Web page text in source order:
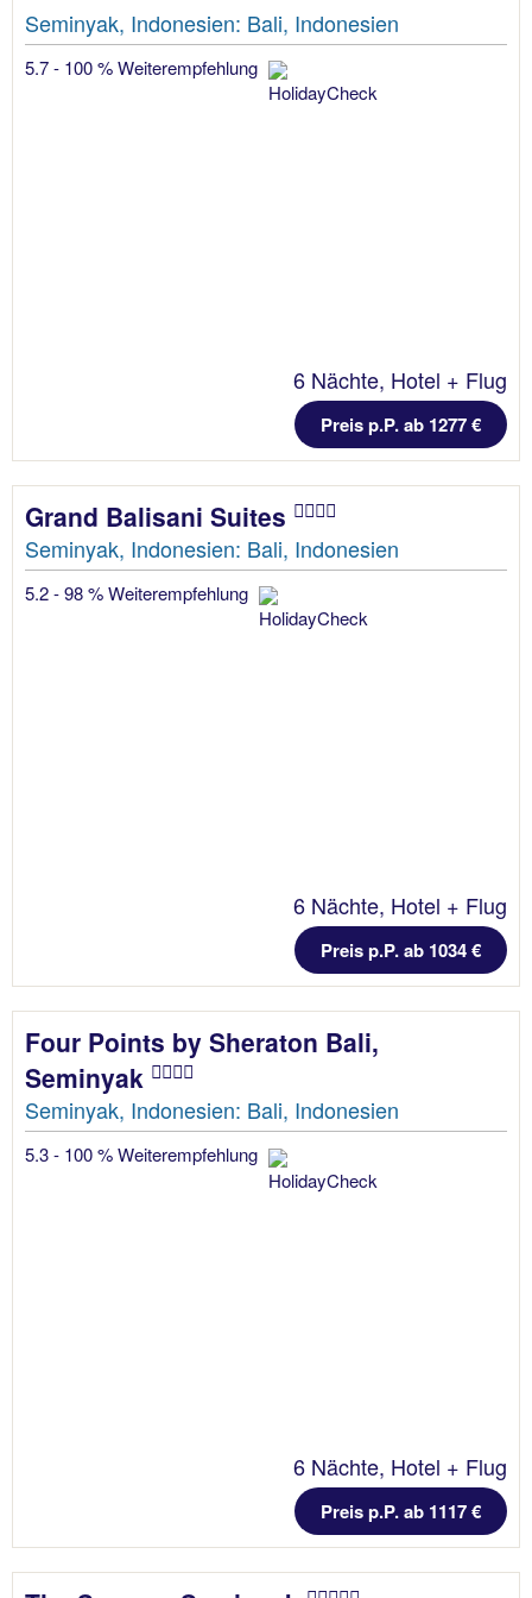
Seminyak, Indonesien: Bali, Indonesien
5.7 - 100 % Weiterempfehlung
6 Nächte, Hotel + Flug
Preis p.P. ab 1277 €
Grand Balisani Suites
Seminyak, Indonesien: Bali, Indonesien
5.2 - 98 % Weiterempfehlung
6 Nächte, Hotel + Flug
Preis p.P. ab 1034 €
Four Points by Sheraton Bali,
Seminyak
Seminyak, Indonesien: Bali, Indonesien
5.3 - 100 % Weiterempfehlung
6 Nächte, Hotel + Flug
Preis p.P. ab 1117 €